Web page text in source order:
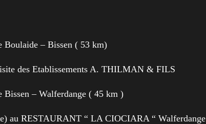
Boulaide – Bissen ( 53 km)
des Etablissements A. THILMAN & FILS
Bissen – Walferdange ( 45 km )
au RESTAURANT “ LA CIOCIARA “ Walferdange